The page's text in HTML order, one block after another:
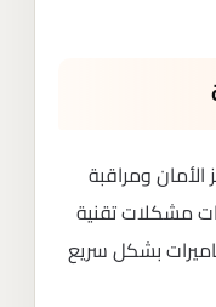
الأمان ومراقبة
مشكلات تقنية
بشكل سريع